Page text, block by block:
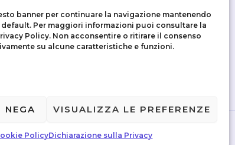
banner per continuare la navigazione mantenendo
default. Per maggiori informazioni puoi consultare la
Policy. Non acconsentire o ritirare il consenso
su alcune caratteristiche e funzioni.
NEGA VISUALIZZA LE PREFERENZE
PolicyDichiarazione sulla Privacy